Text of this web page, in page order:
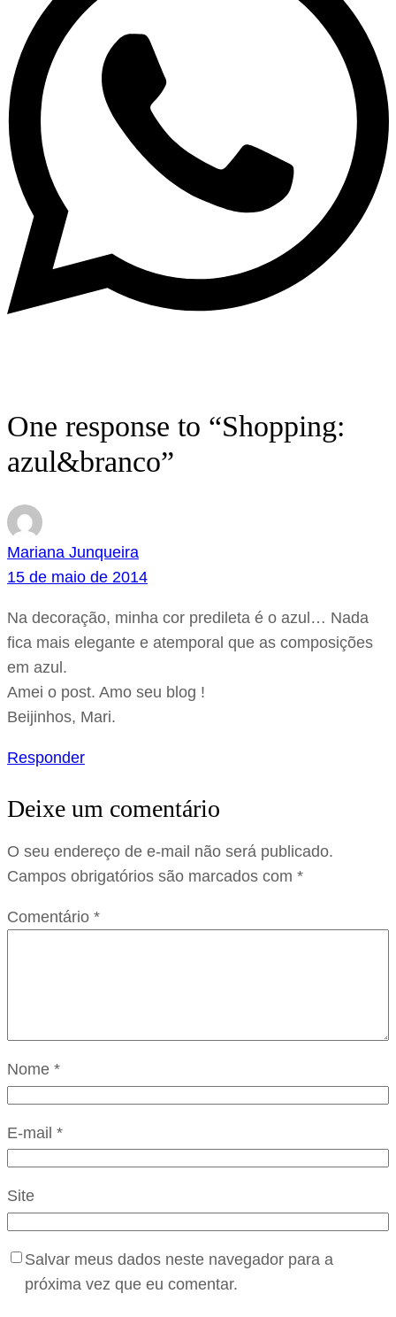
One response to “Shopping:
azul&branco”
Mariana Junqueira
15 de maio de 2014
Na decoração, minha cor predileta é o azul… Nada
fica mais elegante e atemporal que as composições
em azul.
Amei o post. Amo seu blog !
Beijinhos, Mari.
Responder
Deixe um comentário
O seu endereço de e-mail não será publicado.
Campos obrigatórios são marcados com *
Comentário *
Nome *
E-mail *
Site
Salvar meus dados neste navegador para a
próxima vez que eu comentar.